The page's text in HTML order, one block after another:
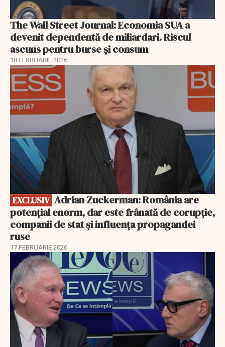
The Wall Street Journal: Economia SUA a
devenit dependentă de miliardari. Riscul
ascuns pentru burse și consum
18 FEBRUARIE 2026
EXCLUSIV
EXCLUSIV
potențial enorm, dar este frânată de corupție,
companii de stat și influența propagandei
ruse
17 FEBRUARIE 2026
EXCLUSIV